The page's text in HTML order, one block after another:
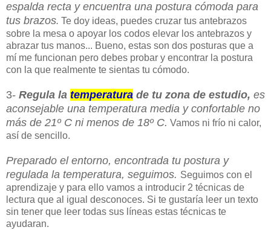
espalda recta y encuentra una postura cómoda para
tus brazos. Te doy ideas, puedes cruzar tus antebrazos
sobre la mesa o apoyar los codos elevar los antebrazos y
abrazar tus manos... Bueno, estas son dos posturas que a
mí me funcionan pero debes probar y encontrar la postura
con la que realmente te sientas tu cómodo.
3- Regula la temperatura de tu zona de estudio, es
aconsejable una temperatura media y confortable no
más de 21º C ni menos de 18º C. Vamos ni frío ni calor,
así de sencillo.
Preparado el entorno, encontrada tu postura y
regulada la temperatura, seguimos. Seguimos con el
aprendizaje y para ello vamos a introducir 2 técnicas de
lectura que al igual desconoces. Si te gustaría leer un texto
sin tener que leer todas sus líneas estas técnicas te
ayudaran.